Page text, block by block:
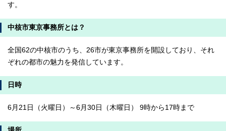
す。
中核市東京事務所とは？
全国62の中核市のうち、26市が東京事務所を開設しており、それ
ぞれの都市の魅力を発信しています。
日時
6月21日（火曜日）～6月30日（木曜日） 9時から17時まで